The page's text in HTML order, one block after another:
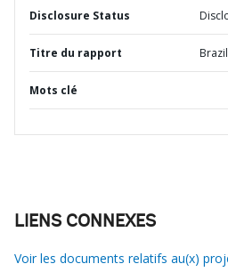
Disclosure Status
Titre du rapport
Mots clé
LIENS CONNEXES
Voir les documents relatifs au(x)